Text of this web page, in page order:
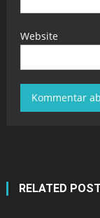
Website
RELATED